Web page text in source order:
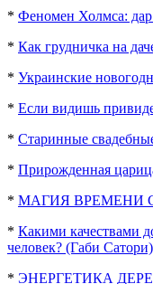
* Феномен Холмса: дар
* Как грудничка на
* Украинские
* Если видишь
* Старинные
* Прирожденная
* МАГИЯ ВРЕМЕНИ
* Какими качествами
человек? (Габи Сатори)
* ЭНЕРГЕТИКА